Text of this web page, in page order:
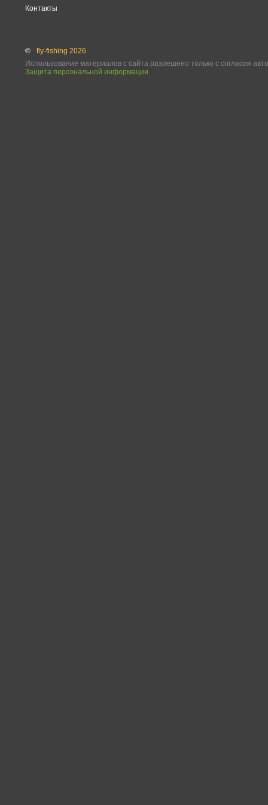
Контакты
©
fly-fishing 2026
Использование материалов с сайта разрешено только с согласия
Защита персональной информации